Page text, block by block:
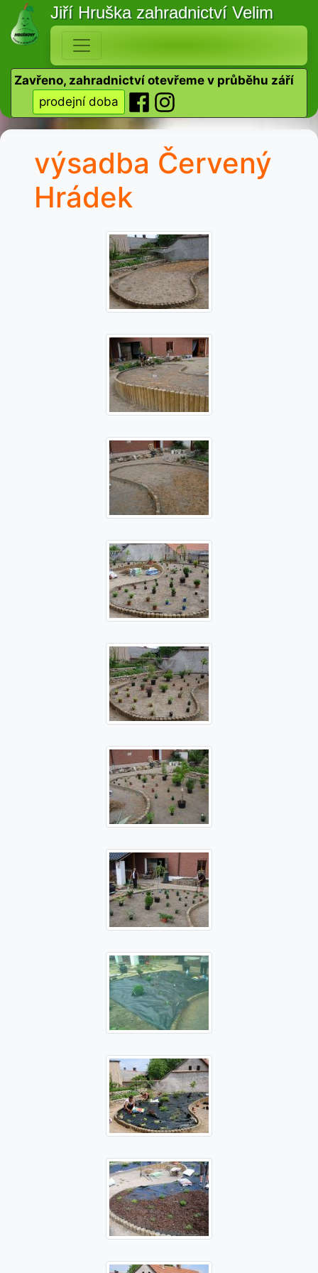
Jiří Hruška zahradnictví Velim
Zavřeno, zahradnictví otevřeme v průběhu září
prodejní doba
výsadba Červený
Hrádek